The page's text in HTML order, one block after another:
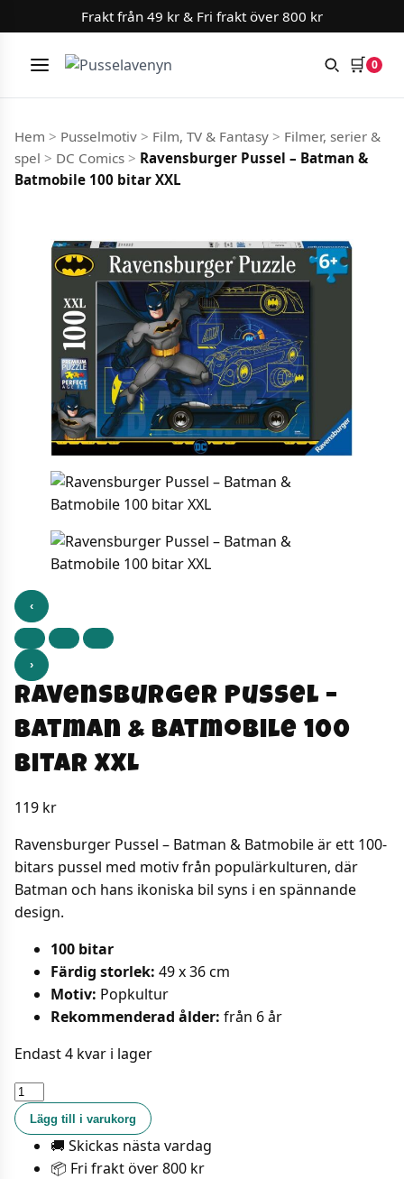
Hoppa till innehåll
Frakt från 49 kr & Fri frakt över 800 kr
Meny 🛒 0
Hem > Pusselmotiv > Film, TV & Fantasy > Filmer, serier &
spel > DC Comics > Ravensburger Pussel – Batman &
Batmobile 100 bitar XXL
‹
›
Ravensburger Pussel –
Batman & Batmobile 100
bitar XXL
119 kr
Ravensburger Pussel – Batman & Batmobile är ett 100-
bitars pussel med motiv från populärkulturen, där
Batman och hans ikoniska bil syns i en spännande
design.
100 bitar
Färdig storlek: 49 x 36 cm
Motiv: Popkultur
Rekommenderad ålder: från 6 år
Endast 4 kvar i lager
Ravensburger
Pussel
-
Batman
Lägg till i varukorg
🚚 Skickas nästa vardag
📦 Fri frakt över 800 kr